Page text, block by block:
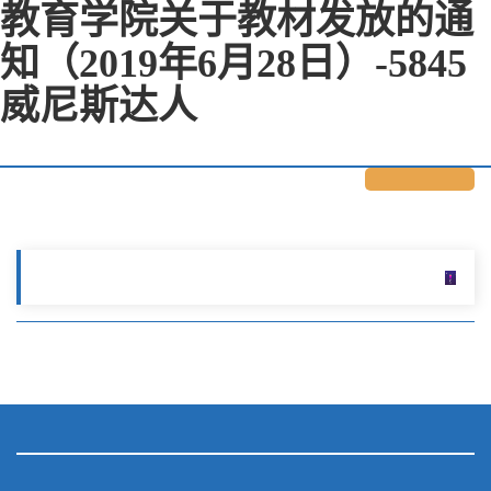
教育学院关于教材发放的通
知（2019年6月28日）-5845
威尼斯达人